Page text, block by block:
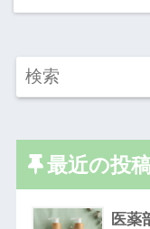
最近の投
医薬